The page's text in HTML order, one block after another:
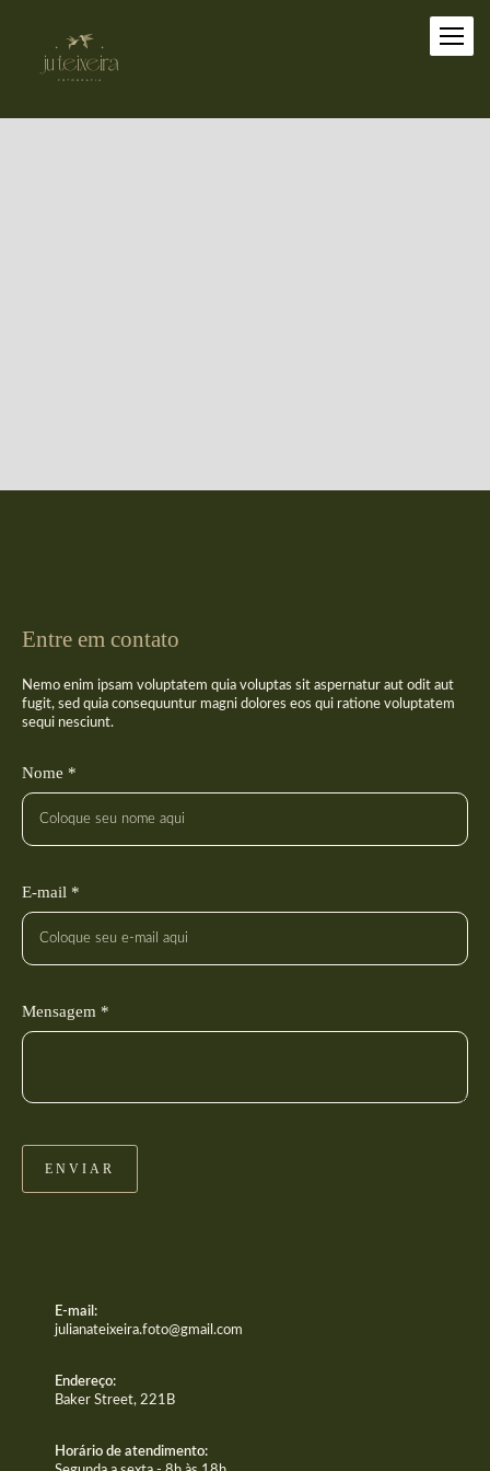
Entre em contato
Nemo enim ipsam voluptatem quia voluptas sit aspernatur aut odit aut
fugit, sed quia consequuntur magni dolores eos qui ratione voluptatem
sequi nesciunt.
Nome *
E-mail *
Mensagem *
ENVIAR
E-mail:
julianateixeira.foto@gmail.com
Endereço:
Baker Street, 221B
Horário de atendimento: